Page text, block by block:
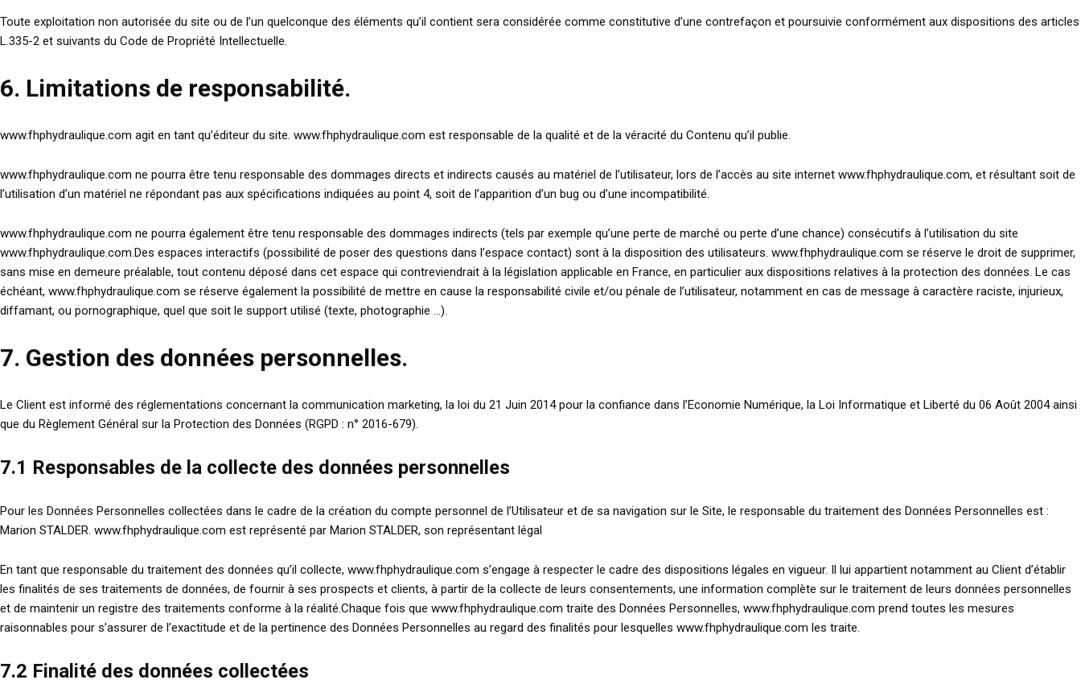
Toute exploitation non autorisée du site ou de l’un quelconque des éléments qu’il contient sera considérée comme constitutive d’une contrefaçon et poursuivie conformément aux dispositions des articles
L.335-2 et suivants du Code de Propriété Intellectuelle.
6. Limitations de responsabilité.
www.fhphydraulique.com agit en tant qu’éditeur du site. www.fhphydraulique.com est responsable de la qualité et de la véracité du Contenu qu’il publie.
www.fhphydraulique.com ne pourra être tenu responsable des dommages directs et indirects causés au matériel de l’utilisateur, lors de l’accès au site internet www.fhphydraulique.com, et résultant soit de
l’utilisation d’un matériel ne répondant pas aux spécifications indiquées au point 4, soit de l’apparition d’un bug ou d’une incompatibilité.
www.fhphydraulique.com ne pourra également être tenu responsable des dommages indirects (tels par exemple qu’une perte de marché ou perte d’une chance) consécutifs à l’utilisation du site
www.fhphydraulique.com.Des espaces interactifs (possibilité de poser des questions dans l’espace contact) sont à la disposition des utilisateurs. www.fhphydraulique.com se réserve le droit de supprimer,
sans mise en demeure préalable, tout contenu déposé dans cet espace qui contreviendrait à la législation applicable en France, en particulier aux dispositions relatives à la protection des données. Le cas
échéant, www.fhphydraulique.com se réserve également la possibilité de mettre en cause la responsabilité civile et/ou pénale de l’utilisateur, notamment en cas de message à caractère raciste, injurieux,
diffamant, ou pornographique, quel que soit le support utilisé (texte, photographie …).
7. Gestion des données personnelles.
Le Client est informé des réglementations concernant la communication marketing, la loi du 21 Juin 2014 pour la confiance dans l’Economie Numérique, la Loi Informatique et Liberté du 06 Août 2004 ainsi
que du Règlement Général sur la Protection des Données (RGPD : n° 2016-679).
7.1 Responsables de la collecte des données personnelles
Pour les Données Personnelles collectées dans le cadre de la création du compte personnel de l’Utilisateur et de sa navigation sur le Site, le responsable du traitement des Données Personnelles est :
Marion STALDER. www.fhphydraulique.com est représenté par Marion STALDER, son représentant légal
En tant que responsable du traitement des données qu’il collecte, www.fhphydraulique.com s’engage à respecter le cadre des dispositions légales en vigueur. Il lui appartient notamment au Client d’établir
les finalités de ses traitements de données, de fournir à ses prospects et clients, à partir de la collecte de leurs consentements, une information complète sur le traitement de leurs données personnelles
et de maintenir un registre des traitements conforme à la réalité.Chaque fois que www.fhphydraulique.com traite des Données Personnelles, www.fhphydraulique.com prend toutes les mesures
raisonnables pour s’assurer de l’exactitude et de la pertinence des Données Personnelles au regard des finalités pour lesquelles www.fhphydraulique.com les traite.
7.2 Finalité des données collectées